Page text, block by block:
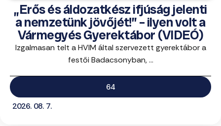
„Erős és áldozatkész ifjúság jelenti
a nemzetünk jövőjét!” – ilyen volt a
Vármegyés Gyerektábor (VIDEÓ)
Izgalmasan telt a HVIM által szervezett gyerektábor a
festői Badacsonyban, ...
64
2026. 08. 7.